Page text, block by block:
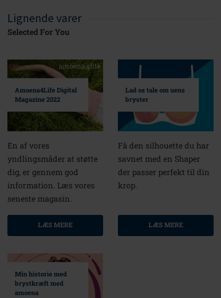
Lignende varer
Selected For You
Amoena4Life Digital
Magazine 2022
En af vores
yndlingsmåder at støtte
dig, er gennem god
information. Læs vores
seneste magasin.
LÆS MERE
Lad os tale om uens
bryster
Få den silhouette du har
savnet med en Shaper
der passer perfekt til din
krop.
LÆS MERE
Min historie med
brystkræft med
amoena